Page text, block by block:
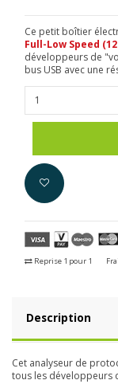
Ce petit boîtier
Full-Low Speed
développeurs de
bus USB avec une
Reprise 1 pour 1 Frais
Description
Cet analyseur de
tous les développeurs